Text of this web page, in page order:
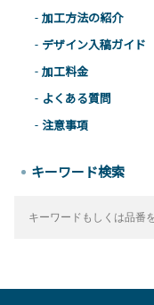
加工方法の紹介
デザイン入稿ガイド
加工料金
よくある質問
注意事項
キーワード検索